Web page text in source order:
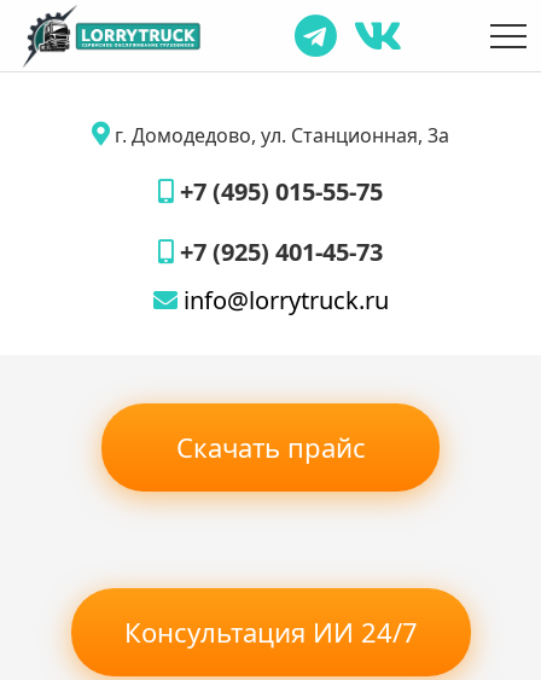
г. Домодедово, ул. Станционная, 3а
+7 (495) 015-55-75
+7 (925) 401-45-73
info@lorrytruck.ru
Скачать прайс
Консультация ИИ 24/7